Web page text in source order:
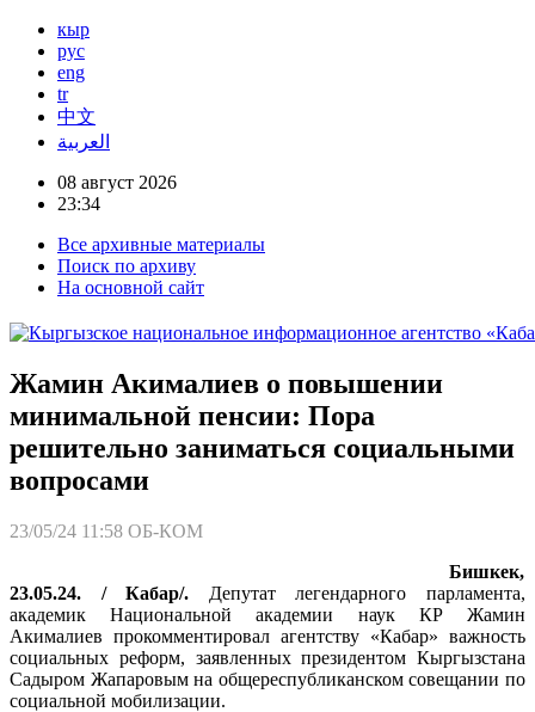
кыр
рус
eng
tr
中文
العربية
08 август 2026
23:34
Все архивные материалы
Поиск по архиву
На основной сайт
Жамин Акималиев о повышении
минимальной пенсии: Пора
решительно заниматься социальными
вопросами
23/05/24 11:58 ОБ-КОМ
Бишкек,
23.05.24. / Кабар/. Депутат легендарного парламента,
академик Национальной академии наук КР Жамин
Акималиев прокомментировал агентству «Кабар» важность
социальных реформ, заявленных президентом Кыргызстана
Садыром Жапаровым на общереспубликанском совещании по
социальной мобилизации.